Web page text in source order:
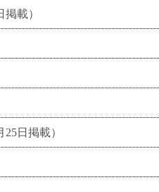
掲載）
25日掲載）